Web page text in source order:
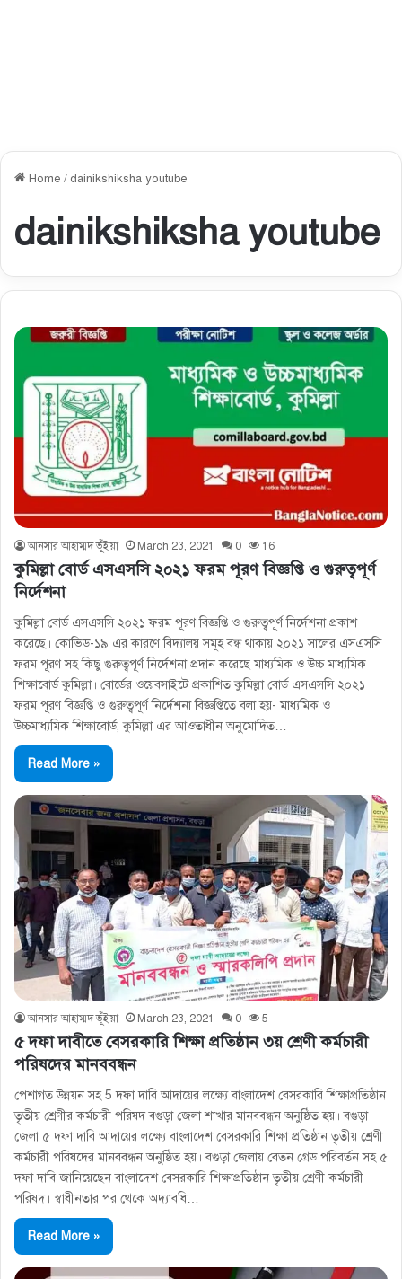
Home / dainikshiksha youtube
dainikshiksha youtube
আনসার আহাম্মদ ভূঁইয়া March 23, 2021 0 16
কুমিল্লা বোর্ড এসএসসি ২০২১ ফরম পূরণ বিজ্ঞপ্তি ও গুরুত্বপূর্ণ
নির্দেশনা
কুমিল্লা বোর্ড এসএসসি ২০২১ ফরম পূরণ বিজ্ঞপ্তি ও গুরুত্বপূর্ণ নির্দেশনা প্রকাশ
করেছে। কোভিড-১৯ এর কারণে বিদ্যালয় সমূহ বন্ধ থাকায় ২০২১ সালের এসএসসি
ফরম পূরণ সহ কিছু গুরুত্বপূর্ণ নির্দেশনা প্রদান করেছে মাধ্যমিক ও উচ্চ মাধ্যমিক
শিক্ষাবোর্ড কুমিল্লা। বোর্ডের ওয়েবসাইটে প্রকাশিত কুমিল্লা বোর্ড এসএসসি ২০২১
ফরম পূরণ বিজ্ঞপ্তি ও গুরুত্বপূর্ণ নির্দেশনা বিজ্ঞপ্তিতে বলা হয়- মাধ্যমিক ও
উচ্চমাধ্যমিক শিক্ষাবাের্ড, কুমিল্লা এর আওতাধীন অনুমােদিত…
Read More »
আনসার আহাম্মদ ভূঁইয়া March 23, 2021 0 5
৫ দফা দাবীতে বেসরকারি শিক্ষা প্রতিষ্ঠান ৩য় শ্রেণী কর্মচারী
পরিষদের মানববন্ধন
পেশাগত উন্নয়ন সহ 5 দফা দাবি আদায়ের লক্ষ্যে বাংলাদেশ বেসরকারি শিক্ষাপ্রতিষ্ঠান
তৃতীয় শ্রেণীর কর্মচারী পরিষদ বগুড়া জেলা শাখার মানববন্ধন অনুষ্ঠিত হয়। বগুড়া
জেলা ৫ দফা দাবি আদায়ের লক্ষ্যে বাংলাদেশ বেসরকারি শিক্ষা প্রতিষ্ঠান তৃতীয় শ্রেণী
কর্মচারী পরিষদের মানববন্ধন অনুষ্ঠিত হয়। বগুড়া জেলায় বেতন গ্রেড পরিবর্তন সহ ৫
দফা দাবি জানিয়েছেন বাংলাদেশ বেসরকারি শিক্ষাপ্রতিষ্ঠান তৃতীয় শ্রেণী কর্মচারী
পরিষদ। স্বাধীনতার পর থেকে অদ্যাবধি…
Read More »